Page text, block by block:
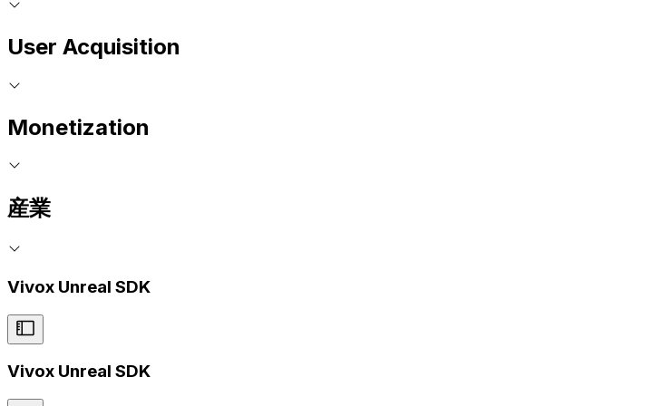
User Acquisition
Monetization
産業
Vivox Unreal SDK
Vivox Unreal SDK